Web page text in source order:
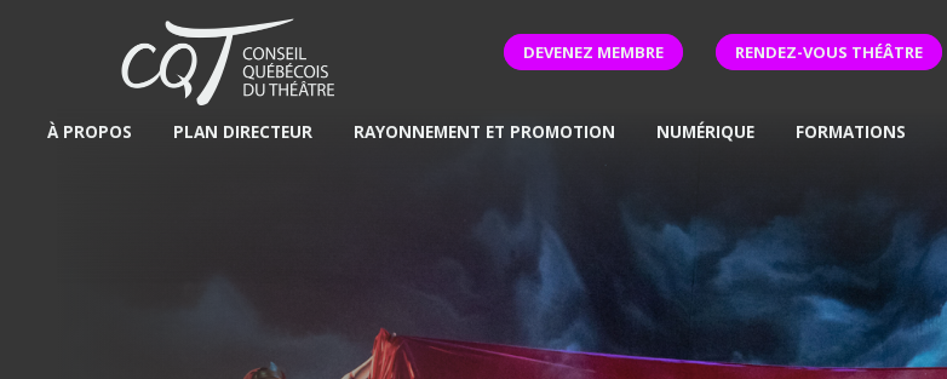
DEVENEZ MEMBRE RENDEZ-VOUS THÉÂTRE
À PROPOS PLAN DIRECTEUR RAYONNEMENT ET PROMOTION NUMÉRIQUE FORMATIONS